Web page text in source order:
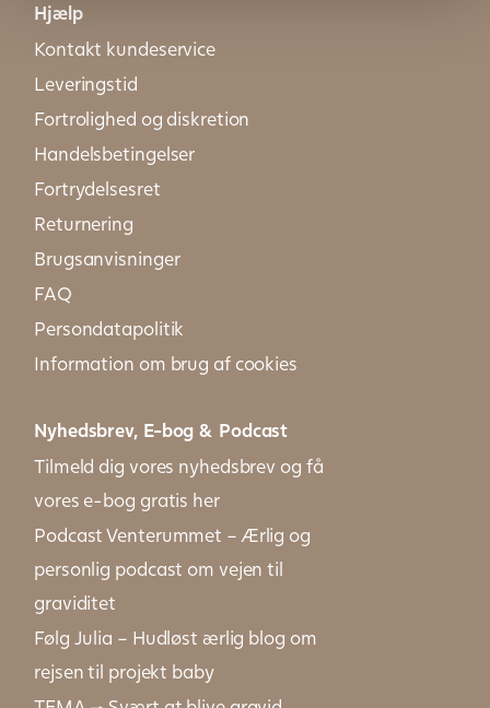
Hjælp
Kontakt kundeservice
Leveringstid
Fortrolighed og diskretion
Handelsbetingelser
Fortrydelsesret
Returnering
Brugsanvisninger
FAQ
Persondatapolitik
Information om brug af cookies
Nyhedsbrev, E-bog & Podcast
Tilmeld dig vores nyhedsbrev og få
vores e-bog gratis her
Podcast Venterummet – Ærlig og
personlig podcast om vejen til
graviditet
Følg Julia – Hudløst ærlig blog om
rejsen til projekt baby